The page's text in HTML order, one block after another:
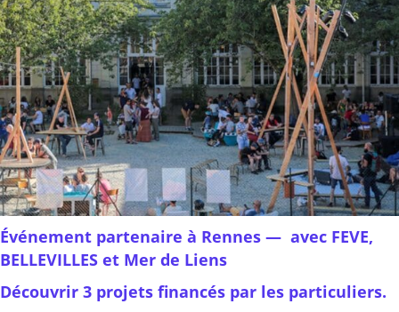
Événement partenaire à Rennes — avec FEVE,
BELLEVILLES et Mer de Liens
Découvrir 3 projets financés par les particuliers.